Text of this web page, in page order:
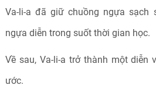
Va-li-a đã giữ chuồng ngựa sạch
ngựa diễn trong suốt thời gian học.
Về sau, Va-li-a trở thành một diễn
ước.